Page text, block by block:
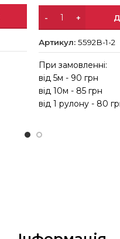
Артикул:5592В-1-2
При замовленні:
від 5м - 90 грн
від 10м - 85 грн
від 1 рулону - 80